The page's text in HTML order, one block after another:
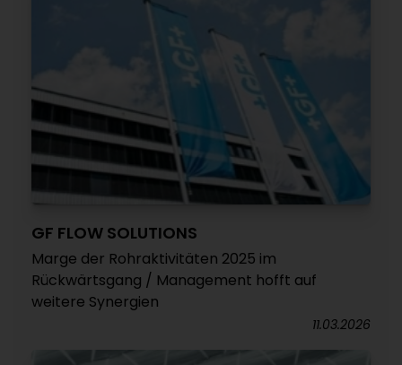
GF FLOW SOLUTIONS
Marge der Rohraktivitäten 2025 im
Rückwärtsgang / Management hofft auf
weitere Synergien
11.03.2026